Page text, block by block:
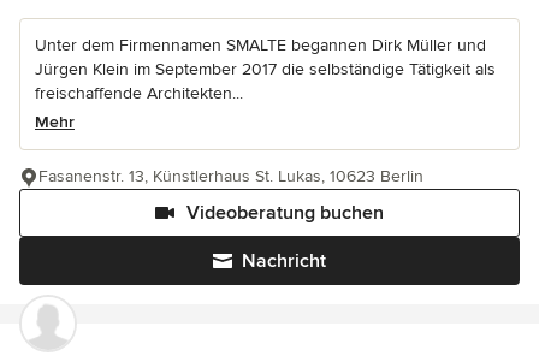
Unter dem Firmennamen SMALTE begannen Dirk Müller und
Jürgen Klein im September 2017 die selbständige Tätigkeit als
freischaffende Architekten...
Mehr
Nachricht
Videoberatung buchen
Fasanenstr. 13, Künstlerhaus St. Lukas, 10623 Berlin